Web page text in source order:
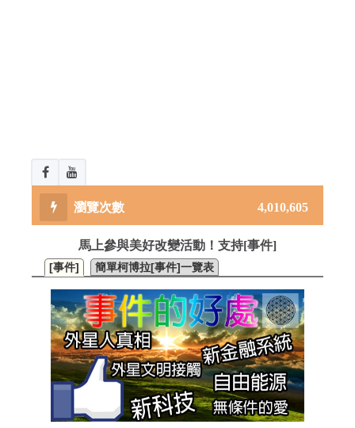
4,010,605
馬上參與美好改變活動！支持[事件]
[事件] 簡單柯博拉[事件]一覽表